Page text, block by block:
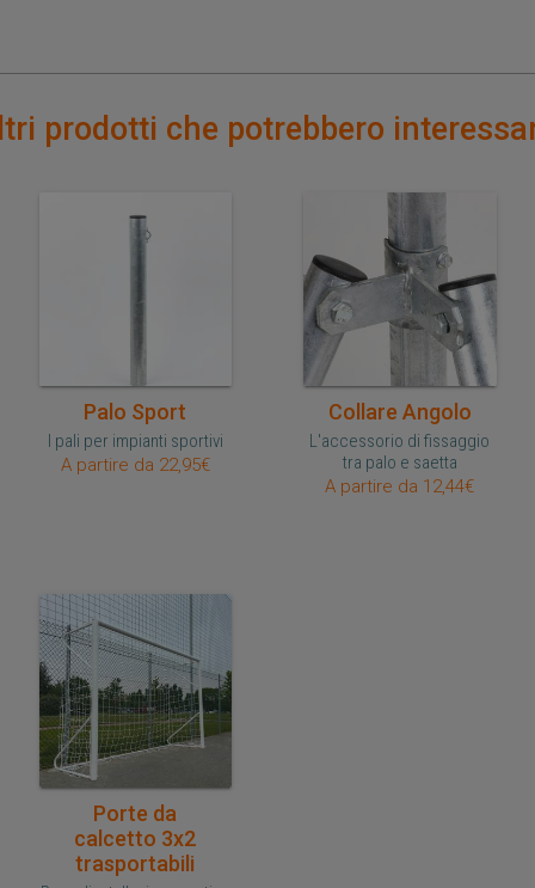
prodotti che potrebbero
Acquisto veloce
Palo Sport
I pali per impianti sportivi
A partire da 22,95€
Acquisto veloce
Collare Angolo
L'accessorio di fissaggio
tra palo e saetta
A partire da 12,44€
Acquisto veloce
Porte da
calcetto 3x2
trasportabili